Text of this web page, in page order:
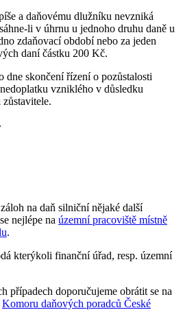
a daňovému dlužníku nevzniká
li v úhrnu u jednoho druhu daně u
zdaňovací období nebo za jeden
daní částku 200 Kč.
dne skončení řízení o pozůstalosti
vzniklého v důsledku
na daň silniční nějaké další
nejlépe na územní pracoviště místně
.
kterýkoli finanční úřad, resp. územní
případech doporučujeme obrátit se na
Komoru daňových poradců České